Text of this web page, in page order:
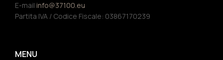
E-mail info@37100.eu
Partita IVA / Codice Fiscale: 03867170239
MENU